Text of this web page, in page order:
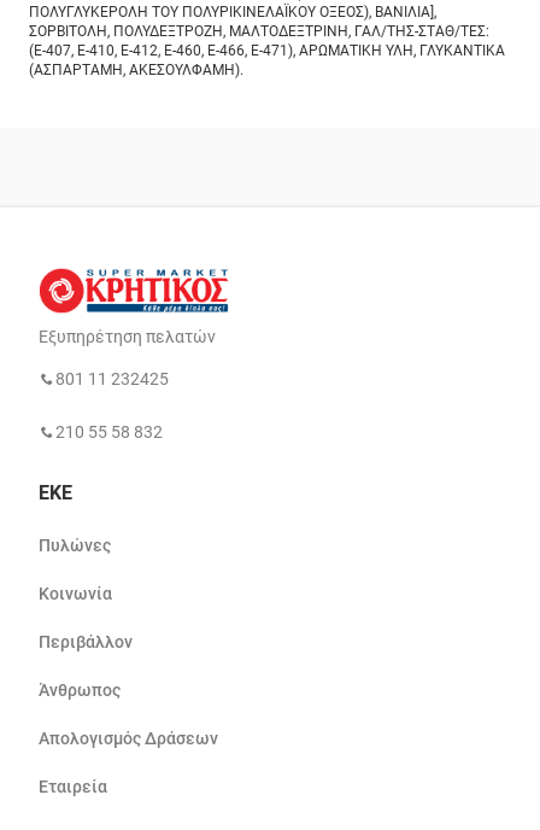
ΠΟΛΥΓΛΥΚΕΡΟΛΗ ΤΟΥ ΠΟΛΥΡΙΚΙΝΕΛΑΪΚΟΥ ΟΞΕΟΣ), ΒΑΝΙΛΙΑ],
ΣΟΡΒΙΤΟΛΗ, ΠΟΛΥΔΕΞΤΡΟΖΗ, ΜΑΛΤΟΔΕΞΤΡΙΝΗ, ΓΑΛ/ΤΗΣ-ΣΤΑΘ/ΤΕΣ:
(Ε-407, Ε-410, Ε-412, Ε-460, Ε-466, Ε-471), ΑΡΩΜΑΤΙΚΗ ΥΛΗ, ΓΛΥΚΑΝΤΙΚΑ
(ΑΣΠΑΡΤΑΜΗ, ΑΚΕΣΟΥΛΦΑΜΗ).
Εξυπηρέτηση πελατών
801 11 232425
210 55 58 832
ΕΚΕ
Πυλώνες
Κοινωνία
Περιβάλλον
Άνθρωπος
Απολογισμός Δράσεων
Εταιρεία